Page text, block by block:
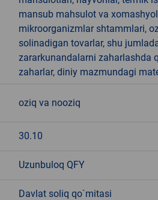
mansub mahsulot va
mikroorganizmlar shtammlari,
solinadigan tovarlar, shu
zararkunandalarni zaharlashda
zaharlar, diniy mazmundagi
oziq va nooziq
30.10
Uzunbuloq QFY
Davlat soliq qo`mitasi